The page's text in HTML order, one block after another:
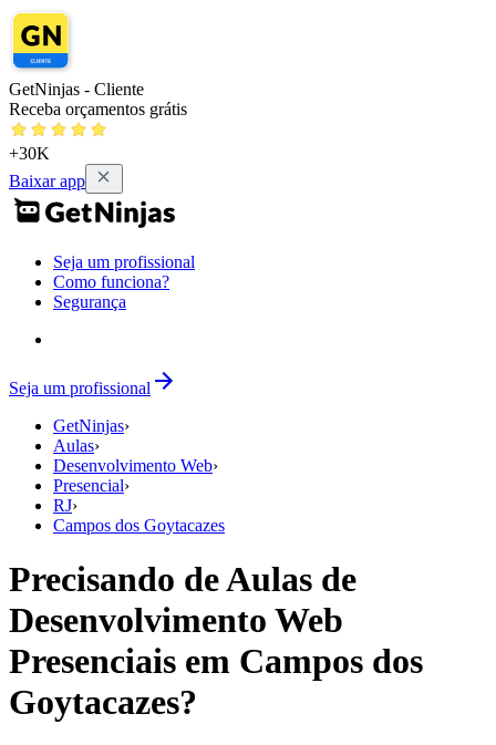
GetNinjas - Cliente
Receba orçamentos grátis
+30K
Baixar app
Seja um profissional
Como funciona?
Segurança
Seja um profissional
GetNinjas›
Aulas›
Desenvolvimento Web›
Presencial›
RJ›
Campos dos Goytacazes
Precisando de Aulas de
Desenvolvimento Web
Presenciais em Campos dos
Goytacazes?